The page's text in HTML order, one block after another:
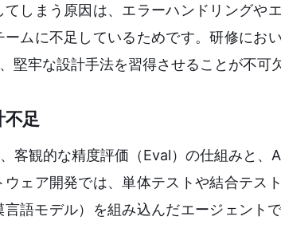
しまう原因は、エラーハンドリングや
ムに不足しているためです。研修にお
堅牢な設計手法を習得させることが不可
足
客観的な精度評価（Eval）の仕組みと、
ェア開発では、単体テストや結合テス
語モデル）を組み込んだエージェント